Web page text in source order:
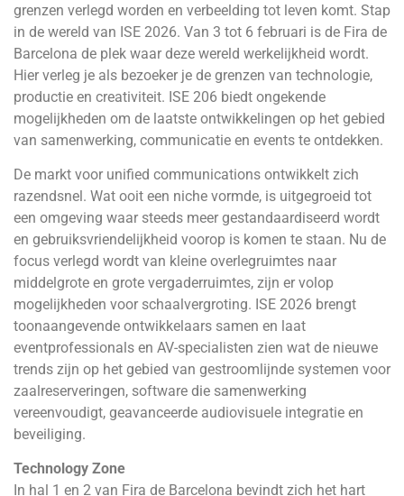
grenzen verlegd worden en verbeelding tot leven komt. Stap
in de wereld van ISE 2026. Van 3 tot 6 februari is de Fira de
Barcelona de plek waar deze wereld werkelijkheid wordt.
Hier verleg je als bezoeker je de grenzen van technologie,
productie en creativiteit. ISE 206 biedt ongekende
mogelijkheden om de laatste ontwikkelingen op het gebied
van samenwerking, communicatie en events te ontdekken.
De markt voor unified communications ontwikkelt zich
razendsnel. Wat ooit een niche vormde, is uitgegroeid tot
een omgeving waar steeds meer gestandaardiseerd wordt
en gebruiksvriendelijkheid voorop is komen te staan. Nu de
focus verlegd wordt van kleine overlegruimtes naar
middelgrote en grote vergaderruimtes, zijn er volop
mogelijkheden voor schaalvergroting. ISE 2026 brengt
toonaangevende ontwikkelaars samen en laat
eventprofessionals en AV-specialisten zien wat de nieuwe
trends zijn op het gebied van gestroomlijnde systemen voor
zaalreserveringen, software die samenwerking
vereenvoudigt, geavanceerde audiovisuele integratie en
beveiliging.
Technology Zone
In hal 1 en 2 van Fira de Barcelona bevindt zich het hart